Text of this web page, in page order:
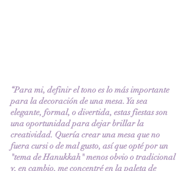
“Para mi, definir el tono es lo más importante
para la decoración de una mesa. Ya sea
elegante, formal, o divertida, estas fiestas son
una oportunidad para dejar brillar la
creatividad. Quería crear una mesa que no
fuera cursi o de mal gusto, así que opté por un
"tema de Hanukkah" menos obvio o tradicional
y, en cambio, me concentré en la paleta de